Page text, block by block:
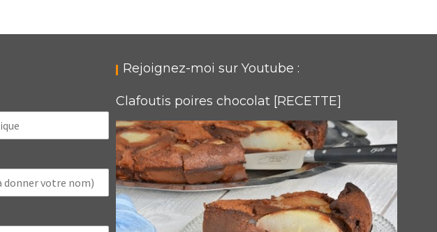
Rejoignez-moi sur Youtube :
Clafoutis poires chocolat [RECETTE]